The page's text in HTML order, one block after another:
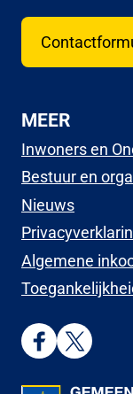
MEER
Inwoners en
Bestuur en
Nieuws
Algemene